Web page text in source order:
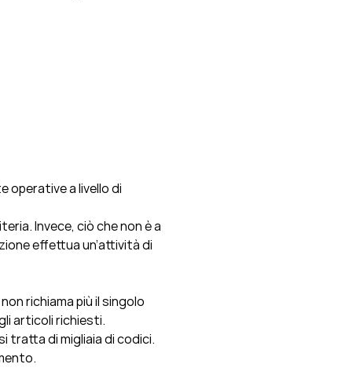
operative a livello di
Invece, ciò che non è a
effettua un’attività di
richiama più il singolo
articoli richiesti.
tratta di migliaia di codici.